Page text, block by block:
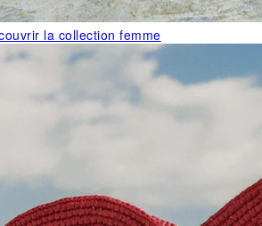
la collection femme